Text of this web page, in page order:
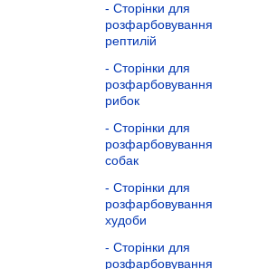
Сторінки для
розфарбовування
рептилій
Сторінки для
розфарбовування
рибок
Сторінки для
розфарбовування
собак
Сторінки для
розфарбовування
худоби
Сторінки для
розфарбовування